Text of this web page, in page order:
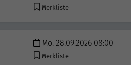
Merkliste
Mo. 28.09.2026 08:00
Merkliste